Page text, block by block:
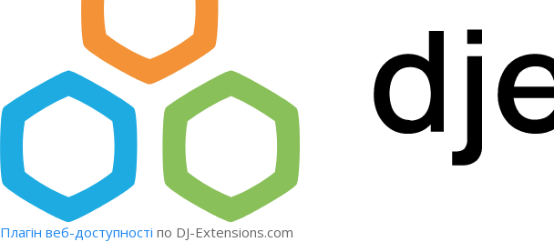
Плагін веб-доступності по DJ-Extensions.com